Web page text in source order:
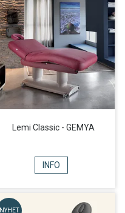
Lemi Classic - GEMYA
INFO
NYHET